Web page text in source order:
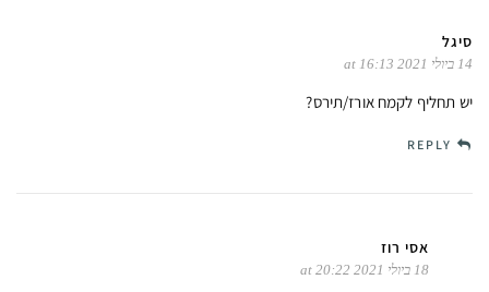
סיגל
14 ביולי 2021 at 16:13
יש תחליף לקמח אורז/תירס?
REPLY
אסי רוז
18 ביולי 2021 at 20:22